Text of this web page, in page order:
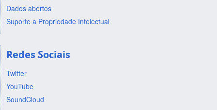
Dados abertos
Suporte a Propriedade Intelectual
Redes Sociais
Twitter
YouTube
SoundCloud